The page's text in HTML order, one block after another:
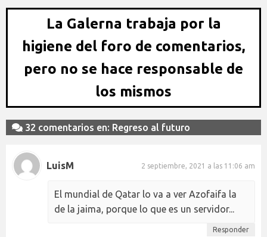
La Galerna trabaja por la
higiene del foro de comentarios,
pero no se hace responsable de
los mismos
32 comentarios en: Regreso al futuro
LuisM 2 septiembre, 2021 a las 11:06 am
El mundial de Qatar lo va a ver Azofaifa la
de la jaima, porque lo que es un servidor...
Responder